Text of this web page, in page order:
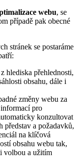
webu, se
případě pak obecné
stránek se postaráme
hlediska přehlednosti,
obsahu, dále i
změny webu za
pro
konzultovat
představ a požadavků,
na klíčová
obsahu webu tak,
volbou a užitím